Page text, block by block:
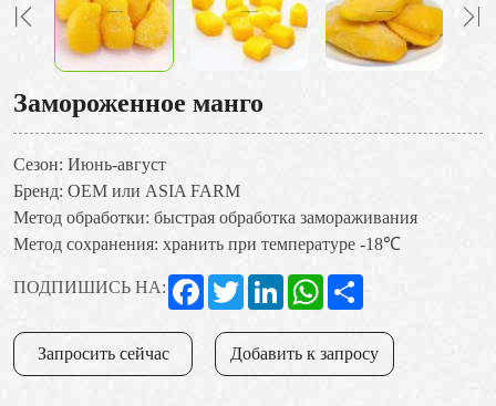
Замороженное манго
Сезон: Июнь-август
Бренд: OEM или ASIA FARM
Метод обработки: быстрая обработка замораживания
Метод сохранения: хранить при температуре -18℃
ПОДПИШИСЬ НА: FacebookTwitterLinkedInWhatsApp
Запросить сейчас Добавить к запросу